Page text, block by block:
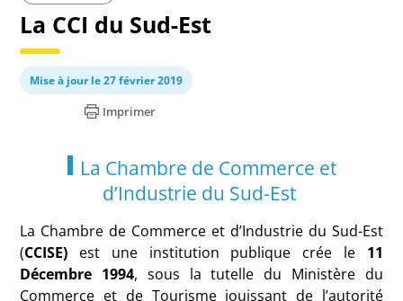
La CCI du Sud-Est
Mise à jour le 27 février 2019
Imprimer
La Chambre de Commerce et
d’Industrie du Sud-Est
La Chambre de Commerce et d’Industrie du Sud-Est
(CCISE) est une institution publique crée le
11
Décembre 1994, sous la tutelle du Ministère du
Commerce et de Tourisme jouissant de l’autorité